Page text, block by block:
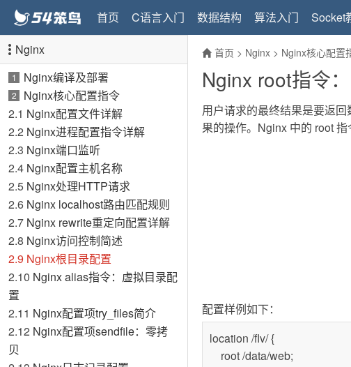
首页 C语言入门 数据结构 算法入门
Socket
Nginx
1 Nginx编译及部署
2
Nginx核心配置指令
2.1 Nginx配置文件详解
2.2 Nginx进程配置指令详解
2.3 Nginx端口监听
2.4 Nginx配置主机名称
2.5 Nginx处理HTTP请求
2.6 Nginx localhost路由匹配规则
2.7 Nginx rewrite重定向配置详解
2.8 Nginx访问控制简述
2.9 Nginx根目录配置
2.10 Nginx alias指令：虚拟目录配
置
2.11 Nginx配置项try_files简介
2.12 Nginx配置项sendfile：零拷
贝
首页 > Nginx> Nginx核心配置
Nginx root指令
用户请求的最终结果是要返
果的操作。Nginx 中的 root
配置样例如下：
location /flv/ {
root /data/web;